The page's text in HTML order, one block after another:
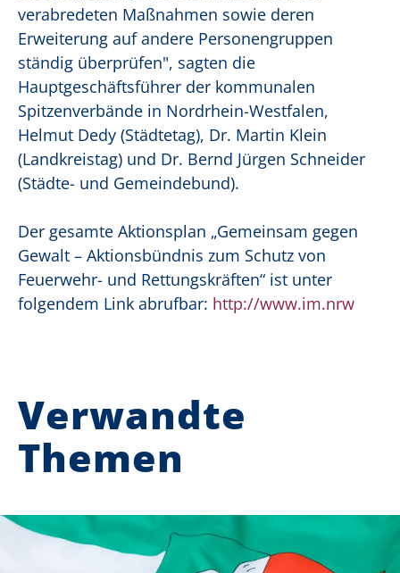
verabredeten Maßnahmen sowie deren
Erweiterung auf andere Personengruppen
ständig überprüfen", sagten die
Hauptgeschäftsführer der kommunalen
Spitzenverbände in Nordrhein-Westfalen,
Helmut Dedy (Städtetag), Dr. Martin Klein
(Landkreistag) und Dr. Bernd Jürgen Schneider
(Städte- und Gemeindebund).
Der gesamte Aktionsplan „Gemeinsam gegen
Gewalt – Aktionsbündnis zum Schutz von
Feuerwehr- und Rettungskräften“ ist unter
folgendem Link abrufbar: http://www.im.nrw
Verwandte
Themen